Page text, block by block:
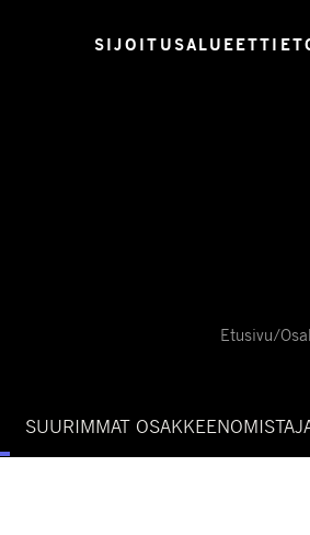
SIJOITUSALUEET
Etusivu/
SUURIMMAT